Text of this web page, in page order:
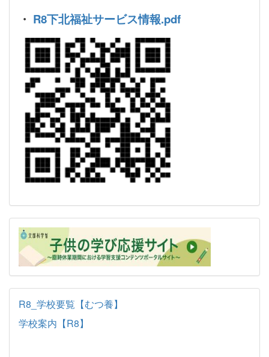
・ R8下北福祉サービス情報.pdf
R8_学校要覧【むつ養】
学校案内【R8】